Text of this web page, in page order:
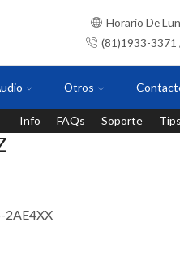
Horario De
(81)1933-3371
Otros
Info FAQs Soporte Tips
2AE4XX